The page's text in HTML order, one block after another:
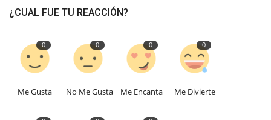
¿CUAL FUE TU REACCIÓN?
0
Me Gusta
0
No Me Gusta
0
Me Encanta
0
Me Divierte